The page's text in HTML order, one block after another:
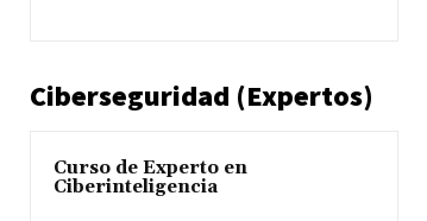
Ciberseguridad (Expertos)
Curso de Experto en
Ciberinteligencia